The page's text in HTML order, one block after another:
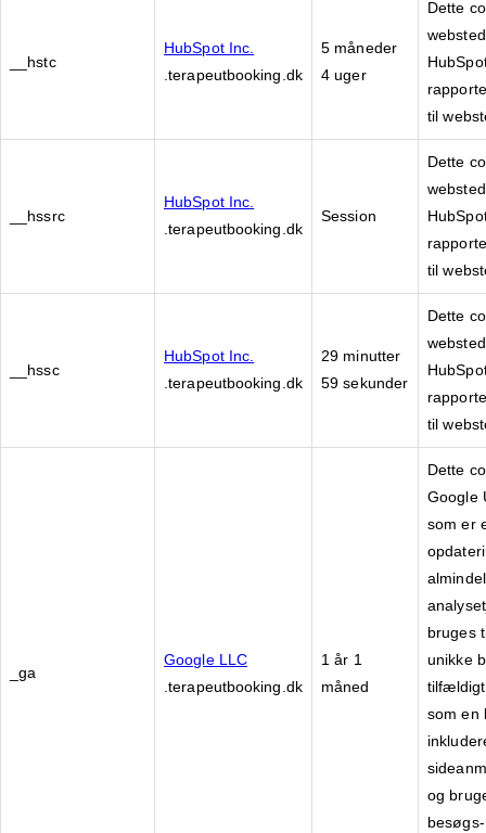
__hstc
HubSpot Inc.
.terapeutbooking.dk
5 måneder
4 uger
Dette
til
__hssrc
HubSpot Inc.
.terapeutbooking.dk
Session
Dette
til
__hssc
HubSpot Inc.
.terapeutbooking.dk
29 minutter
59 sekunder
Dette
til
_ga
Google LLC
.terapeutbooking.dk
1 år 1
måned
Dette
Google
som er
bruges
unikke
som en
og